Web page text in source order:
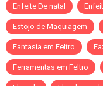
Enfeite De natal
Estojo de Maquiagem
Fantasia em Feltro
Ferramentas em Feltro